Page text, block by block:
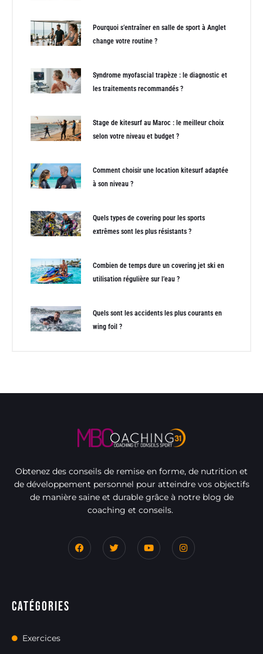
Pourquoi s’entraîner en salle de sport à Anglet
change votre routine ?
Syndrome myofascial trapèze : le diagnostic et
les traitements recommandés ?
Stage de kitesurf au Maroc : le meilleur choix
selon votre niveau et budget ?
Comment choisir une location kitesurf adaptée
à son niveau ?
Quels types de covering pour les sports
extrêmes sont les plus résistants ?
Combien de temps dure un covering jet ski en
utilisation régulière sur l’eau ?
Quels sont les accidents les plus courants en
wing foil ?
Obtenez des conseils de remise en forme, de nutrition et
de développement personnel pour atteindre vos objectifs
de manière saine et durable grâce à notre blog de
coaching et conseils.
Catégories
Exercices